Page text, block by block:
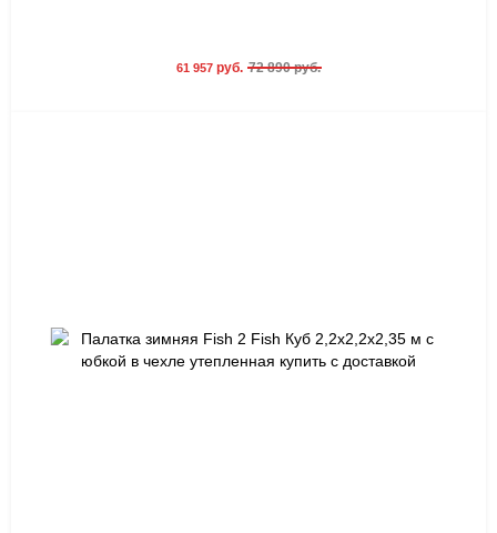
61 957 руб. 72 890 руб.